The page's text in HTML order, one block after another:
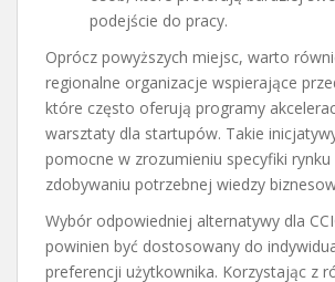
podejście do pracy.
Oprócz powyższych miejsc, warto
regionalne organizacje wspierające
które często oferują programy
warsztaty dla startupów. Takie
pomocne w zrozumieniu specyfiki
zdobywaniu potrzebnej wiedzy
Wybór odpowiedniej alternatywy dla
powinien być dostosowany do
preferencji użytkownika. Korzystając z